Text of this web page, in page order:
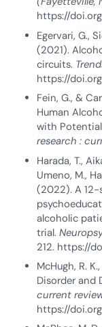
https://
Egervari, G.,
(2021).
circuits.
https://
Fein, G., &
Human
with
research :
Harada, T.,
Umeno, M.,
(2022). A 12-
alcoholic
trial.
212. https://
McHugh, R.
Disorder and
current
https://